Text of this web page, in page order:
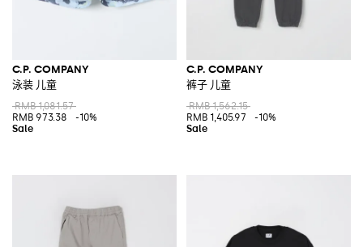
C.P. COMPANY
泳装 儿童
RMB 1,081.57
RMB 973.38
-10%
C.P. COMPANY
裤子 儿童
RMB 1,562.15
RMB 1,405.97
-10%